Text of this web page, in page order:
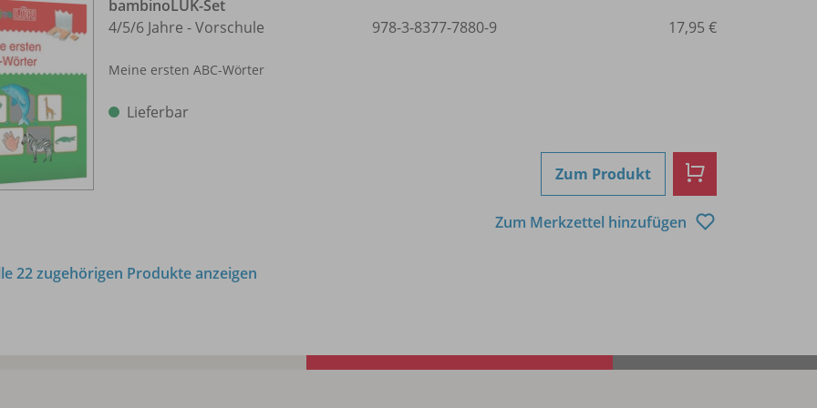
bambinoLÜK-Set
4/5/6 Jahre - Vorschule
Meine ersten ABC-Wörter
Lieferbar
978-3-8377-7880-9 17,95 €
Zum Produkt
Zum Merkzettel hinzufügen
22 zugehörigen Produkte anzeigen